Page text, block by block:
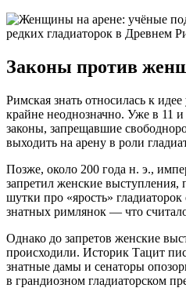
Законы против
Римская знать относилась к
крайне неоднозначно. Уже в 11
законы, запрещавшие
выходить на арену в роли
Позже, около 200 года н. э.,
запретил женские выступления,
шутки про «ярость» гладиаторок
знатных римлянок — что
Однако до запретов женские
происходили. Историк Тацит
знатные дамы и сенаторы
в грандиозном гладиаторском